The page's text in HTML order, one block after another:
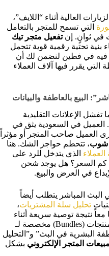
العالية أثناء “اللايف”،
التي تسمح للمتجر بالتعامل
في ثوانٍ. إنتفعيل متجر تيك
تحتية رقمية قوية تتحمل
فيه في فطين لنضمن لك أن
يقرر فيها آلاف العملاء
البيع بالعاطفة والبيانات
تفشل الإعلانات التقليدية
العميل في السعودية يثق في
العميل صاحب المتجر أو مؤثراً
شوب، تتحطم حواجز الشك. هنا
الذي يتدخل للرد على
كم السعر؟ هل يوجد شحن
في العرض والبيع.
البث المباشر يتطلب أيضاً
تحليل سلة المشتريات،
نتيجة توصية سريعة أثناء
البث، مما يساعدك في تصميم حزم منتجات (Bundles) مخصصة لـ
البشرية في البث” و”التحليل
المتجر الإلكتروني بشكل